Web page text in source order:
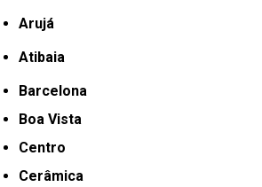
Arujá
Atibaia
Barcelona
Boa Vista
Centro
Cerâmica